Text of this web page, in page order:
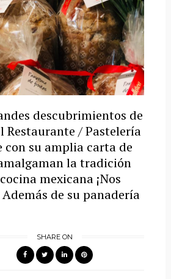
descubrimientos de
Restaurante / Pastelería
con su amplia carta de
la tradición
mexicana ¡Nos
de su panadería
SHARE ON